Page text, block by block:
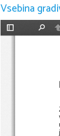
Vsebina
Preklopi